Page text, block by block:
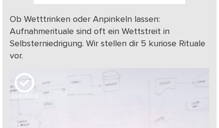
Ob Wetttrinken oder Anpinkeln lassen:
Aufnahmerituale sind oft ein Wettstreit in
Selbsterniedrigung. Wir stellen dir 5 kuriose Rituale
vor.
23 KUDOS